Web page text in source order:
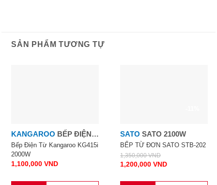
SẢN PHẨM TƯƠNG TỰ
KANGAROO BẾP ĐIỆN
TỪ KANGAROO KG415I
2000W
Bếp Điện Từ Kangaroo KG415i
2000W
1,100,000 VND
SATO SATO 2100W
BẾP TỪ ĐƠN SATO STB-202
1,350,000VND
1,200,000 VND